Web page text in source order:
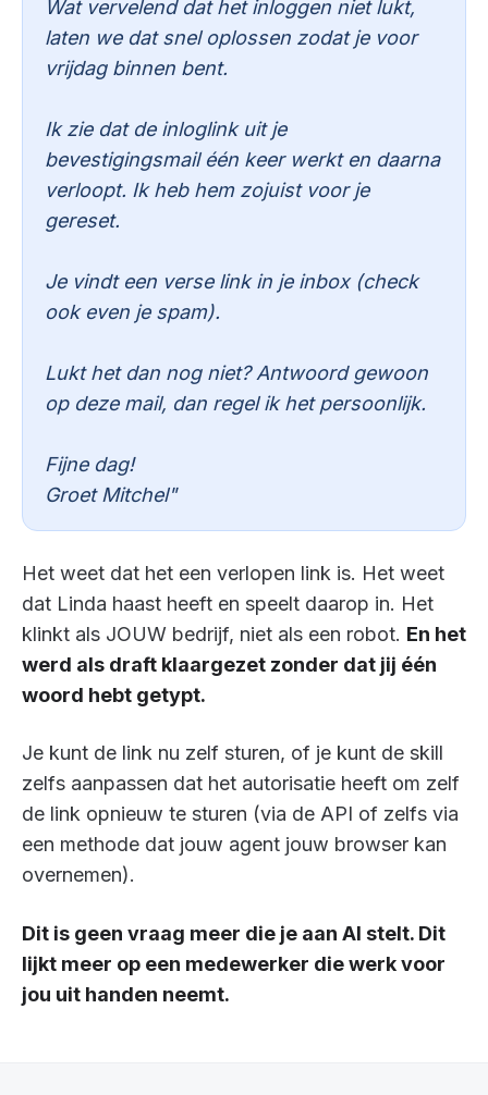
Wat vervelend dat het inloggen niet lukt,
laten we dat snel oplossen zodat je voor
vrijdag binnen bent.
Ik zie dat de inloglink uit je
bevestigingsmail één keer werkt en daarna
verloopt. Ik heb hem zojuist voor je
gereset.
Je vindt een verse link in je inbox (check
ook even je spam).
Lukt het dan nog niet? Antwoord gewoon
op deze mail, dan regel ik het persoonlijk.
Fijne dag!
Groet Mitchel"
Het weet dat het een verlopen link is. Het weet
dat Linda haast heeft en speelt daarop in. Het
klinkt als JOUW bedrijf, niet als een robot. En het
werd als draft klaargezet zonder dat jij één
woord hebt getypt.
Je kunt de link nu zelf sturen, of je kunt de skill
zelfs aanpassen dat het autorisatie heeft om zelf
de link opnieuw te sturen (via de API of zelfs via
een methode dat jouw agent jouw browser kan
overnemen).
Dit is geen vraag meer die je aan AI stelt. Dit
lijkt meer op een medewerker die werk voor
jou uit handen neemt.